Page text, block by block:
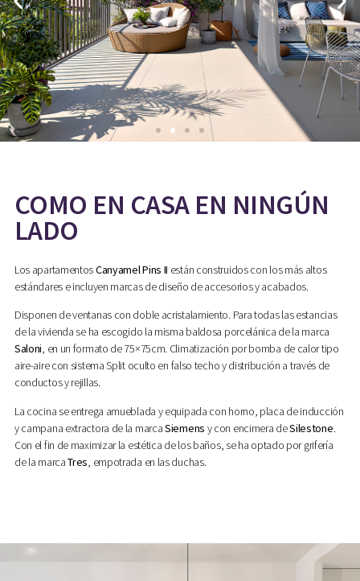
COMO EN CASA EN NINGÚN
LADO
Los apartamentosCanyamel Pins II están construidos con los más altos
estándares e incluyen marcas de diseño de accesorios y acabados.
Disponen de ventanas con doble acristalamiento. Para todas las estancias
de la vivienda se ha escogido la misma baldosa porcelánica de la marca
Saloni, en un formato de 75×75cm. Climatización por bomba de calor tipo
aire-aire con sistema Split oculto en falso techo y distribución a través de
conductos y rejillas.
La cocina se entrega amueblada y equipada con horno, placa de inducción
y campana extractora de la marcaSiemens y con encimera deSilestone.
Con el fin de maximizar la estética de los baños, se ha optado por grifería
de la marcaTres , empotrada en las duchas.